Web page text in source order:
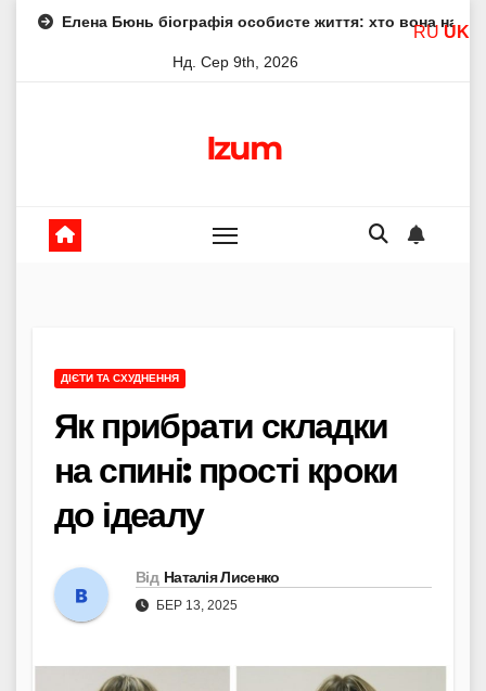
Бюнь біографія особисте життя: хто вона насправді
Нд. Сер 9th, 2026
Izum
ДІЄТИ ТА СХУДНЕННЯ
Як прибрати складки
на спині: прості кроки
до ідеалу
Від Наталія Лисенко
БЕР 13, 2025
RU UK